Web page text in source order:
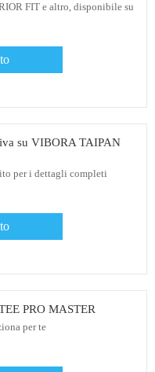
FIT e altro, disponibile su
su VIBORA TAIPAN
per i dettagli completi
PRO MASTER
per te